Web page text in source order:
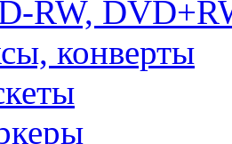
RW,
конверты